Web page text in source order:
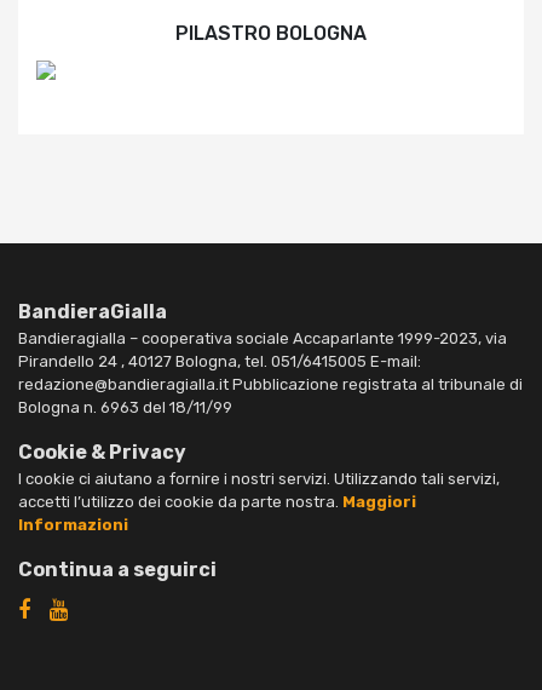
PILASTRO BOLOGNA
BandieraGialla
Bandieragialla – cooperativa sociale Accaparlante 1999-2023, via
Pirandello 24 , 40127 Bologna, tel. 051/6415005 E-mail:
redazione@bandieragialla.it Pubblicazione registrata al tribunale di
Bologna n. 6963 del 18/11/99
Cookie & Privacy
I cookie ci aiutano a fornire i nostri servizi. Utilizzando tali servizi,
accetti l’utilizzo dei cookie da parte nostra. Maggiori
Informazioni
Continua a seguirci